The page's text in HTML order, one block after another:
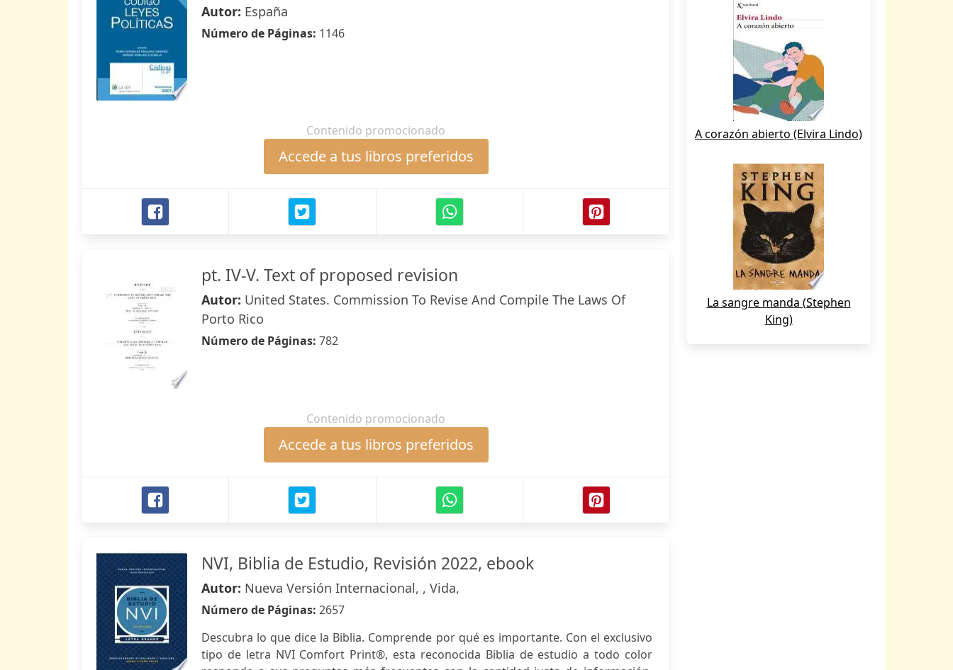
Autor: España
Número de Páginas: 1146
Contenido promocionado
Accede a tus libros preferidos
pt. IV-V. Text of proposed revision
Autor: United States. Commission To Revise And Compile The Laws Of
Porto Rico
Número de Páginas: 782
Contenido promocionado
Accede a tus libros preferidos
NVI, Biblia de Estudio, Revisión 2022, ebook
Autor: Nueva Versión Internacional, , Vida,
Número de Páginas: 2657
Descubra lo que dice la Biblia. Comprende por qué es importante. Con el exclusivo
tipo de letra NVI Comfort Print®, esta reconocida Biblia de estudio a todo color
A corazón abierto (Elvira Lindo)
La sangre manda (Stephen
King)